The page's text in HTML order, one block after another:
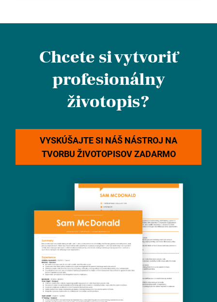
Chcete si vytvoriť
profesionálny
životopis?
VYSKÚŠAJTE SI NÁŠ NÁSTROJ NA
TVORBU ŽIVOTOPISOV ZADARMO